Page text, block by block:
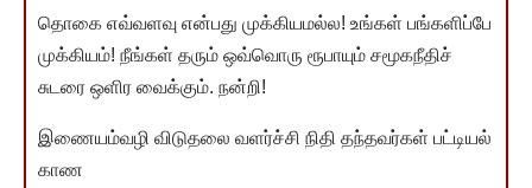
தொகை எவ்வளவு என்பது முக்கியமல்ல! உங்கள் பங்களிப்பே
முக்கியம்! நீங்கள் தரும் ஒவ்வொரு ரூபாயும் சமூகநீதிச்
சுடரை ஒளிர வைக்கும். நன்றி!
இணையம்வழி விடுதலை வளர்ச்சி நிதி தந்தவர்கள் பட்டியல்
காண